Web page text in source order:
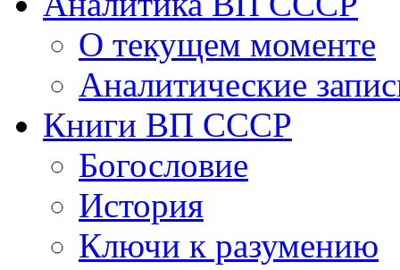
О текущем моменте
Аналитические
Книги ВП СССР
Богословие
История
Ключи к разумению